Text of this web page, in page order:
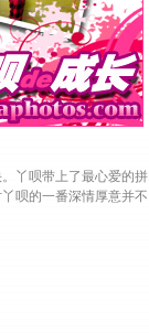
丫呗带上了最心爱的拼
呗的一番深情厚意并不